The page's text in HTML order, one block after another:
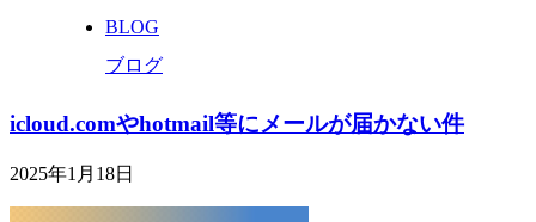
BLOG
ブログ
icloud.comやhotmail等にメールが届かない件
2025年1月18日